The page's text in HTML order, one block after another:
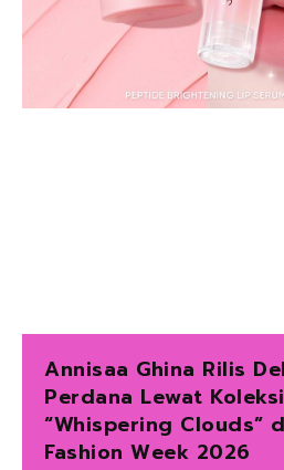
Annisaa Ghina Rilis
Perdana Lewat
“Whispering Clouds”
Fashion Week 2026